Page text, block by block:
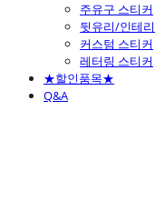
주유구 스티커
뒷유리/인테
커스텀 스티커
레터링 스티커
★할인품목★
Q&A